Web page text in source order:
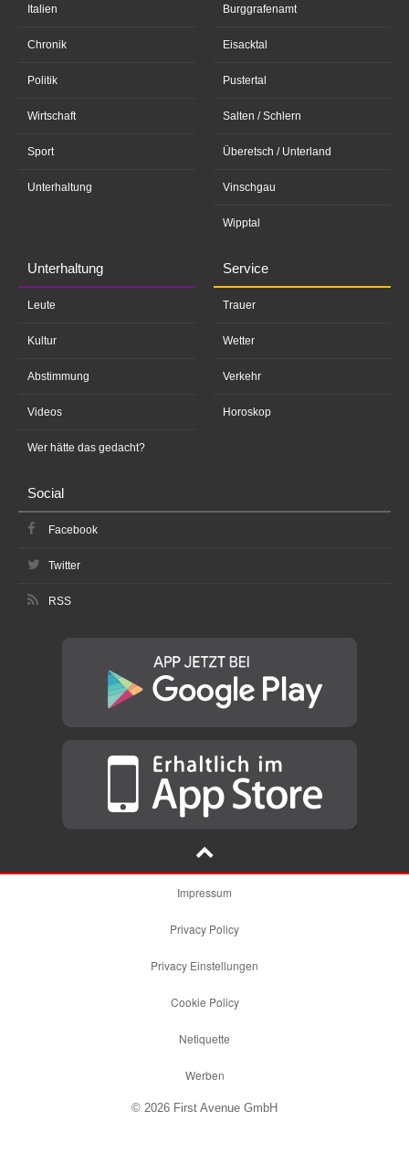
Italien
Chronik
Politik
Wirtschaft
Sport
Unterhaltung
Burggrafenamt
Eisacktal
Pustertal
Salten / Schlern
Überetsch / Unterland
Vinschgau
Wipptal
Unterhaltung
Leute
Kultur
Abstimmung
Videos
Wer hätte das gedacht?
Service
Trauer
Wetter
Verkehr
Horoskop
Social
Facebook
Twitter
RSS
Impressum
Privacy Policy
Privacy Einstellungen
Cookie Policy
Netiquette
Werben
© 2026 First Avenue GmbH